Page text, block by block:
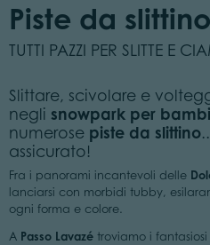
Piste da slittino
TUTTI PAZZI PER SLITTE E
Slittare, scivolare e
negli snowpark per
numerose piste da slittino
assicurato!
Fra i panorami incantevoli delle
lanciarsi con morbidi tubby,
ogni forma e colore.
A Passo Lavazétroviamo i fantasiosi